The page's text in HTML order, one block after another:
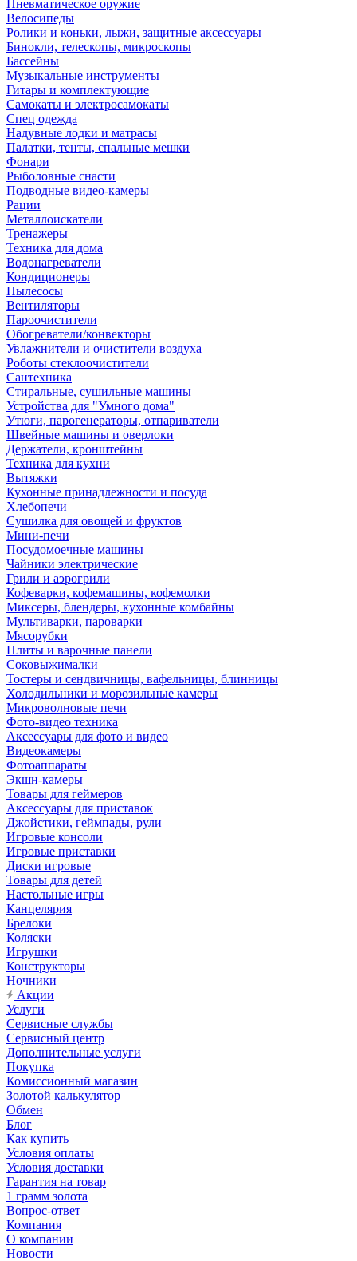
Пневматическое оружие
Велосипеды
Ролики и коньки, лыжи, защитные аксессуары
Бинокли, телескопы, микроскопы
Бассейны
Музыкальные инструменты
Гитары и комплектующие
Самокаты и электросамокаты
Спец одежда
Надувные лодки и матрасы
Палатки, тенты, спальные мешки
Фонари
Рыболовные снасти
Подводные видео-камеры
Рации
Металлоискатели
Тренажеры
Техника для дома
Водонагреватели
Кондиционеры
Пылесосы
Вентиляторы
Пароочистители
Обогреватели/конвекторы
Увлажнители и очистители воздуха
Роботы стеклоочистители
Сантехника
Стиральные, сушильные машины
Устройства для "Умного дома"
Утюги, парогенераторы, отпариватели
Швейные машины и оверлоки
Держатели, кронштейны
Техника для кухни
Вытяжки
Кухонные принадлежности и посуда
Хлебопечи
Сушилка для овощей и фруктов
Мини-печи
Посудомоечные машины
Чайники электрические
Грили и аэрогрили
Кофеварки, кофемашины, кофемолки
Миксеры, блендеры, кухонные комбайны
Мультиварки, пароварки
Мясорубки
Плиты и варочные панели
Соковыжималки
Тостеры и сендвичницы, вафельницы, блинницы
Холодильники и морозильные камеры
Микроволновые печи
Фото-видео техника
Аксессуары для фото и видео
Видеокамеры
Фотоаппараты
Экшн-камеры
Товары для геймеров
Аксессуары для приставок
Джойстики, геймпады, рули
Игровые консоли
Игровые приставки
Диски игровые
Товары для детей
Настольные игры
Канцелярия
Брелоки
Коляски
Игрушки
Конструкторы
Ночники
Акции
Услуги
Сервисные службы
Сервисный центр
Дополнительные услуги
Покупка
Комиссионный магазин
Золотой калькулятор
Обмен
Блог
Как купить
Условия оплаты
Условия доставки
Гарантия на товар
1 грамм золота
Вопрос-ответ
Компания
О компании
Новости